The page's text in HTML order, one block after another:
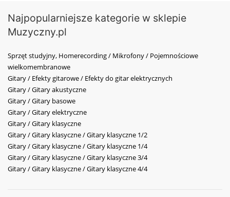
Najpopularniejsze kategorie w sklepie
Muzyczny.pl
Sprzęt studyjny, Homerecording / Mikrofony / Pojemnościowe
wielkomembranowe
Gitary / Efekty gitarowe / Efekty do gitar elektrycznych
Gitary / Gitary akustyczne
Gitary / Gitary basowe
Gitary / Gitary elektryczne
Gitary / Gitary klasyczne
Gitary / Gitary klasyczne / Gitary klasyczne 1/2
Gitary / Gitary klasyczne / Gitary klasyczne 1/4
Gitary / Gitary klasyczne / Gitary klasyczne 3/4
Gitary / Gitary klasyczne / Gitary klasyczne 4/4